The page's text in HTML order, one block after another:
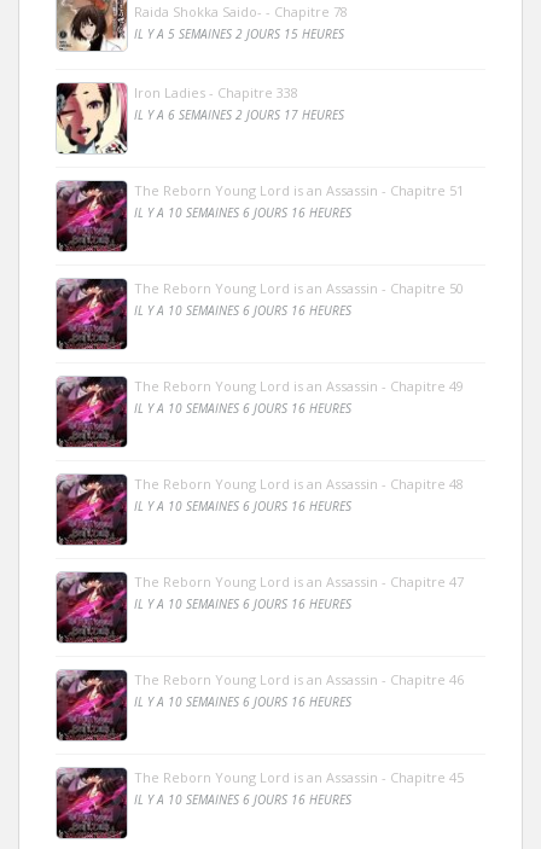
Raida Shokka Saido- - Chapitre 78
IL Y A 5 SEMAINES 2 JOURS 15 HEURES
Iron Ladies - Chapitre 338
IL Y A 6 SEMAINES 2 JOURS 17 HEURES
The Reborn Young Lord is an Assassin - Chapitre 51
IL Y A 10 SEMAINES 6 JOURS 16 HEURES
The Reborn Young Lord is an Assassin - Chapitre 50
IL Y A 10 SEMAINES 6 JOURS 16 HEURES
The Reborn Young Lord is an Assassin - Chapitre 49
IL Y A 10 SEMAINES 6 JOURS 16 HEURES
The Reborn Young Lord is an Assassin - Chapitre 48
IL Y A 10 SEMAINES 6 JOURS 16 HEURES
The Reborn Young Lord is an Assassin - Chapitre 47
IL Y A 10 SEMAINES 6 JOURS 16 HEURES
The Reborn Young Lord is an Assassin - Chapitre 46
IL Y A 10 SEMAINES 6 JOURS 16 HEURES
The Reborn Young Lord is an Assassin - Chapitre 45
IL Y A 10 SEMAINES 6 JOURS 16 HEURES